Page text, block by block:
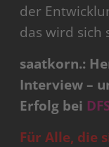
der
das wird sich
saatkorn.:
Interview –
Erfolg bei
Für Alle, die